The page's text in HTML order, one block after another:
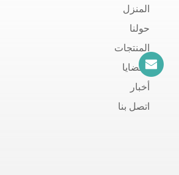
المنزل
حولنا
المنتجات
القضايا
أخبار
اتصل بنا